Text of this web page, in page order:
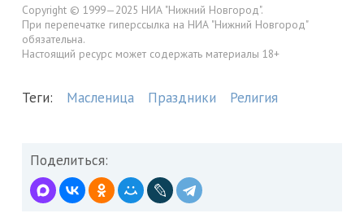
Copyright © 1999—2025 НИА "Нижний Новгород".
При перепечатке гиперссылка на НИА "Нижний Новгород"
обязательна.
Настоящий ресурс может содержать материалы 18+
Теги: Масленица Праздники Религия
Поделиться: